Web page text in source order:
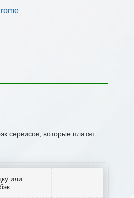
сервисов, которые платят
или